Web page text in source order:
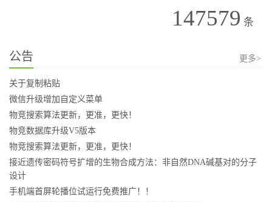
147579 条
公告 更多>
关于复制粘贴
微信升级增加自定义菜单
物竞搜索算法更新，更准，更快！
物竞数据库升级V5版本
物竞搜索算法更新，更准，更快！
接近遗传密码符号扩增的生物合成方法：非自然DNA碱基对的分子
设计
手机端首屏轮播位试运行免费推广！！